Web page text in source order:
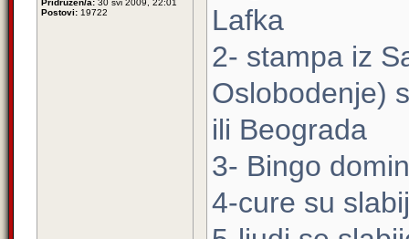
Pridružen/a: 30 svi 2009, 22:01
Postovi: 19722
Lafka
2- stampa iz
Oslobodenje)
ili Beograda
3- Bingo
4-cure su